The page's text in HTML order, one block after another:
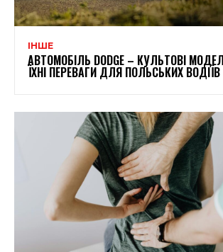
ІНШЕ
АВТОМОБІЛЬ DODGE – КУЛЬТОВІ
ЇХНІ ПЕРЕВАГИ ДЛЯ ПОЛЬСЬКИХ ВОДІЇВ